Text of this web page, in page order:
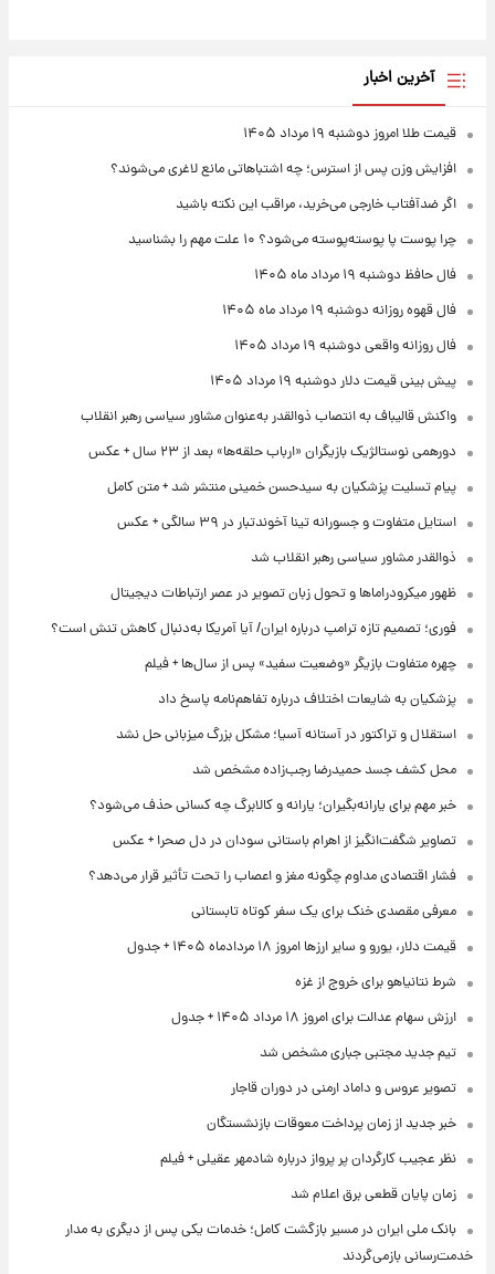
آخرین اخبار
قیمت طلا امروز دوشنبه ۱۹ مرداد ۱۴۰۵
افزایش وزن پس از استرس؛ چه اشتباهاتی مانع لاغری می‌شوند؟
اگر ضدآفتاب خارجی می‌خرید، مراقب این نکته باشید
چرا پوست پا پوسته‌پوسته می‌شود؟ ۱۰ علت مهم را بشناسید
فال حافظ دوشنبه ۱۹ مرداد ماه ۱۴۰۵
فال قهوه روزانه دوشنبه ۱۹ مرداد ماه ۱۴۰۵
فال روزانه واقعی دوشنبه ۱۹ مرداد ۱۴۰۵
پیش‌ بینی قیمت دلار دوشنبه ۱۹ مرداد ۱۴۰۵
واکنش قالیباف به انتصاب ذوالقدر به‌عنوان مشاور سیاسی رهبر انقلاب
دورهمی نوستالژیک بازیگران «ارباب حلقه‌ها» بعد از ۲۳ سال + عکس
پیام تسلیت پزشکیان به سیدحسن خمینی منتشر شد + متن کامل
استایل متفاوت و جسورانه تینا آخوندتبار در ۳۹ سالگی + عکس
ذوالقدر مشاور سیاسی رهبر انقلاب شد
ظهور میکرودراماها و تحول زبان تصویر در عصر ارتباطات دیجیتال
فوری؛ تصمیم تازه ترامپ درباره ایران/ آیا آمریکا به‌دنبال کاهش تنش است؟
چهره متفاوت بازیگر «وضعیت سفید» پس از سال‌ها + فیلم
پزشکیان به شایعات اختلاف درباره تفاهم‌نامه پاسخ داد
استقلال و تراکتور در آستانه آسیا؛ مشکل بزرگ میزبانی حل نشد
محل کشف جسد حمیدرضا رجب‌زاده مشخص شد
خبر مهم برای یارانه‌بگیران؛ یارانه و کالابرگ چه کسانی حذف می‌شود؟
تصاویر شگفت‌انگیز از اهرام باستانی سودان در دل صحرا + عکس
فشار اقتصادی مداوم چگونه مغز و اعصاب را تحت تأثیر قرار می‌دهد؟
معرفی مقصدی خنک برای یک سفر کوتاه تابستانی
قیمت دلار، یورو و سایر ارزها امروز ۱۸ مردادماه ۱۴۰۵ + جدول
شرط نتانیاهو برای خروج از غزه
ارزش سهام عدالت برای امروز ۱۸ مرداد ۱۴۰۵ + جدول
تیم جدید مجتبی جباری مشخص شد
تصویر عروس و داماد ارمنی در دوران قاجار
خبر جدید از زمان پرداخت معوقات بازنشستگان
نظر عجیب کارگردان پر پرواز درباره شادمهر عقیلی + فیلم
زمان پایان قطعی برق اعلام شد
بانک ملی ایران در مسیر بازگشت کامل؛ خدمات یکی پس از دیگری به مدار
خدمت‌رسانی بازمی‌گردند